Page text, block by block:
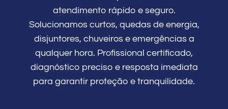
atendimento rápido e seguro.
Solucionamos curtos, quedas de energia,
disjuntores, chuveiros e emergências a
qualquer hora. Profissional certificado,
diagnóstico preciso e resposta imediata
para garantir proteção e tranquilidade.